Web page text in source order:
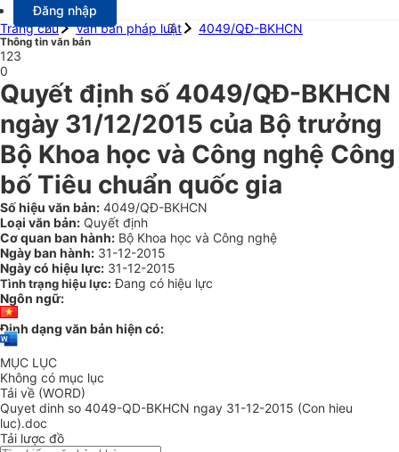
Đăng nhập
Trang chủ
Văn bản pháp luật 4049/QĐ-BKHCN
Thông tin văn bản
123
0
Quyết định số 4049/QĐ-BKHCN
ngày 31/12/2015 của Bộ trưởng
Bộ Khoa học và Công nghệ Công
bố Tiêu chuẩn quốc gia
Số hiệu văn bản: 4049/QĐ-BKHCN
Loại văn bản: Quyết định
Cơ quan ban hành: Bộ Khoa học và Công nghệ
Ngày ban hành: 31-12-2015
Ngày có hiệu lực: 31-12-2015
Tình trạng hiệu lực: Đang có hiệu lực
Ngôn ngữ:
Định dạng văn bản hiện có:
MỤC LỤC
Không có mục lục
Tải về (WORD)
Quyet dinh so 4049-QD-BKHCN ngay 31-12-2015 (Con hieu
luc).doc
Tải lược đồ